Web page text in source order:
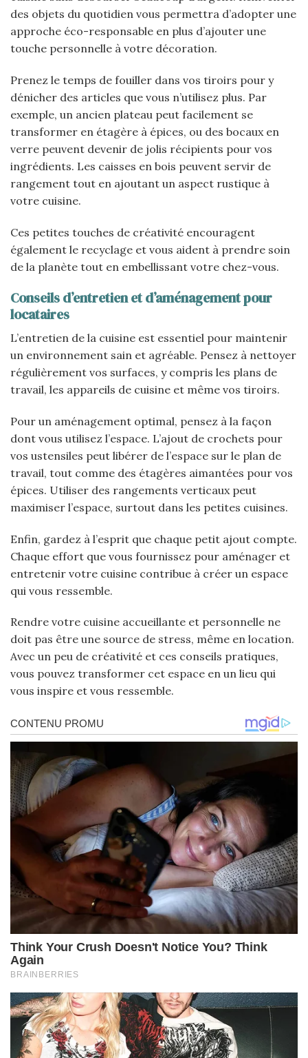
des objets du quotidien vous permettra d’adopter une
approche éco-responsable en plus d’ajouter une
touche personnelle à votre décoration.
Prenez le temps de fouiller dans vos tiroirs pour y
dénicher des articles que vous n’utilisez plus. Par
exemple, un ancien plateau peut facilement se
transformer en étagère à épices, ou des bocaux en
verre peuvent devenir de jolis récipients pour vos
ingrédients. Les caisses en bois peuvent servir de
rangement tout en ajoutant un aspect rustique à
votre cuisine.
Ces petites touches de créativité encouragent
également le recyclage et vous aident à prendre soin
de la planète tout en embellissant votre chez-vous.
Conseils d’entretien et d’aménagement pour
locataires
L’entretien de la cuisine est essentiel pour maintenir
un environnement sain et agréable. Pensez à nettoyer
régulièrement vos surfaces, y compris les plans de
travail, les appareils de cuisine et même vos tiroirs.
Pour un aménagement optimal, pensez à la façon
dont vous utilisez l’espace. L’ajout de crochets pour
vos ustensiles peut libérer de l’espace sur le plan de
travail, tout comme des étagères aimantées pour vos
épices. Utiliser des rangements verticaux peut
maximiser l’espace, surtout dans les petites cuisines.
Enfin, gardez à l’esprit que chaque petit ajout compte.
Chaque effort que vous fournissez pour aménager et
entretenir votre cuisine contribue à créer un espace
qui vous ressemble.
Rendre votre cuisine accueillante et personnelle ne
doit pas être une source de stress, même en location.
Avec un peu de créativité et ces conseils pratiques,
vous pouvez transformer cet espace en un lieu qui
vous inspire et vous ressemble.